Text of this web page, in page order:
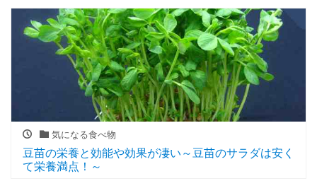
気になる食べ物
豆苗の栄養と効能や効果が凄い～豆苗のサラダは安く
て栄養満点！～